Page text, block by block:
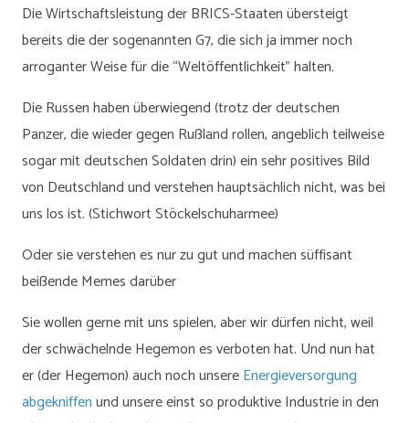
Die Wirtschaftsleistung der BRICS-Staaten übersteigt
bereits die der sogenannten G7, die sich ja immer noch
arroganter Weise für die “Weltöffentlichkeit” halten.
Die Russen haben überwiegend (trotz der deutschen
Panzer, die wieder gegen Rußland rollen, angeblich teilweise
sogar mit deutschen Soldaten drin) ein sehr positives Bild
von Deutschland und verstehen hauptsächlich nicht, was bei
uns los ist. (Stichwort Stöckelschuharmee)
Oder sie verstehen es nur zu gut und machen süffisant
beißende Memes darüber
Sie wollen gerne mit uns spielen, aber wir dürfen nicht, weil
der schwächelnde Hegemon es verboten hat. Und nun hat
er (der Hegemon) auch noch unsereEnergieversorgung
abgekniffenund unsere einst so produktive Industrie in den